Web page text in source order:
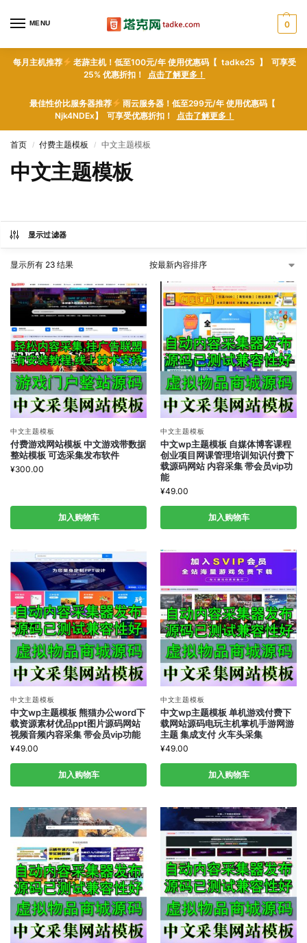
MENU 0
每月主机推荐
老薜主机！低至100元/年 使用优惠码【 tadke25 】 可享受
25% 优惠折扣！ 点击了解更多！
最佳性价比服务器推荐
雨云服务器！低至299元/年 使用优惠码【
Njk4NDEx】 可享受优惠折扣！ 点击了解更多！
首页 / 付费主题模板 / 中文主题模板
中文主题模板
显示过滤器
显示所有 23 结果
中文主题模板
付费游戏网站模板 中文游戏带数据
整站模板 可选采集发布软件
¥300.00
加入购物车
中文主题模板
中文wp主题模板 自媒体博客课程
创业项目网课管理培训知识付费下
载源码网站 内容采集 带会员vip功
能
¥49.00
加入购物车
中文主题模板
中文wp主题模板 熊猫办公word下
载资源素材优品ppt图片源码网站
视频音频内容采集 带会员vip功能
¥49.00
加入购物车
中文主题模板
中文wp主题模板 单机游戏付费下
载网站源码电玩主机掌机手游网游
主题 集成支付 火车头采集
¥49.00
加入购物车